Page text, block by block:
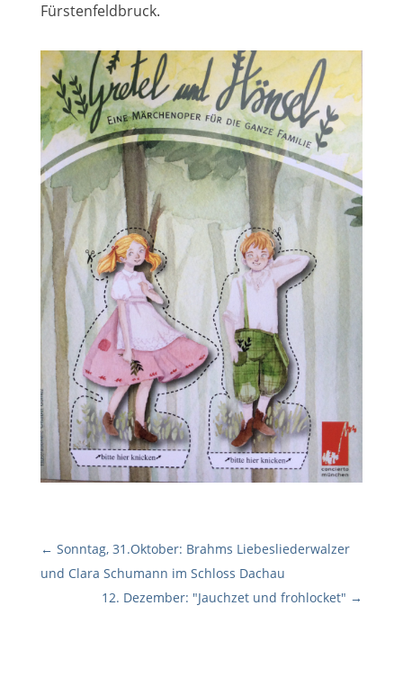
Fürstenfeldbruck.
← Sonntag, 31.Oktober: Brahms Liebesliederwalzer
und Clara Schumann im Schloss Dachau
12. Dezember: "Jauchzet und frohlocket" →